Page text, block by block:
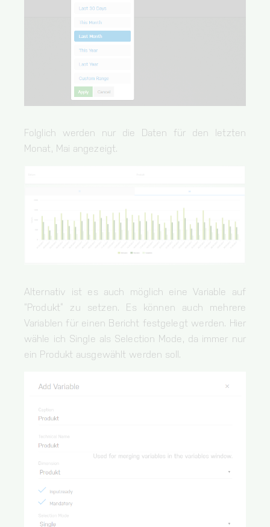
Folglich werden nur die Daten für den letzten
Monat, Mai angezeigt.
Alternativ ist es auch möglich eine Variable auf
“Produkt” zu setzen. Es können auch mehrere
Variablen für einen Bericht festgelegt werden. Hier
wähle ich Single als Selection Mode, da immer nur
ein Produkt ausgewählt werden soll.
bianalytics.cloud
cc, cc-analytics
Storage of the cookie settings.
Origin